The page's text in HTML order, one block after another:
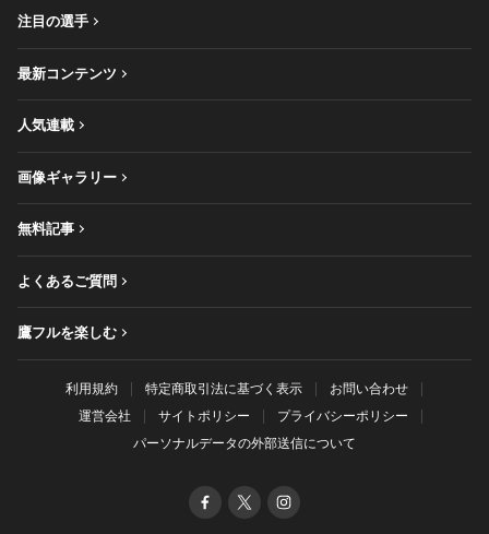
注目の選手
最新コンテンツ
人気連載
画像ギャラリー
無料記事
よくあるご質問
鷹フルを楽しむ
利用規約 特定商取引法に基づく表示
お問い合わせ
運営会社
サイトポリシー
プライバシーポリシー
パーソナルデータの外部送信について